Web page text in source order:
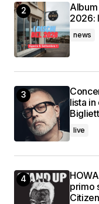
2026:
news
lista
live
primo
Citizen